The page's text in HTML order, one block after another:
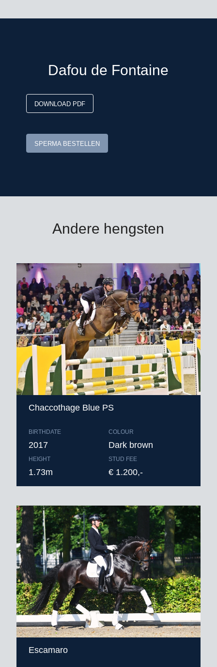
Dafou de Fontaine
DOWNLOAD PDF
SPERMA BESTELLEN
Andere hengsten
Chaccothage Blue PS
BIRTHDATE
2017
HEIGHT
1.73m
COLOUR
Dark brown
STUD FEE
€ 1.200,-
Escamaro